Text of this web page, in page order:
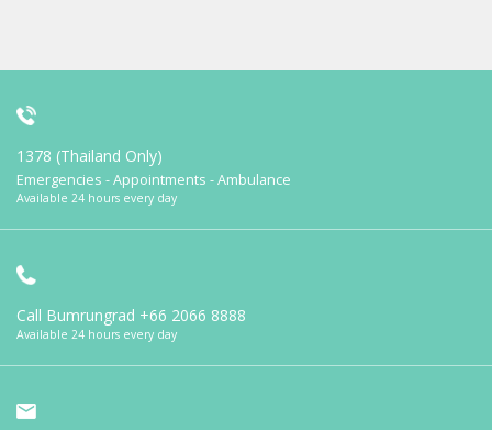
1378 (Thailand Only)
Emergencies - Appointments - Ambulance
Available 24 hours every day
Call Bumrungrad +66 2066 8888
Available 24 hours every day